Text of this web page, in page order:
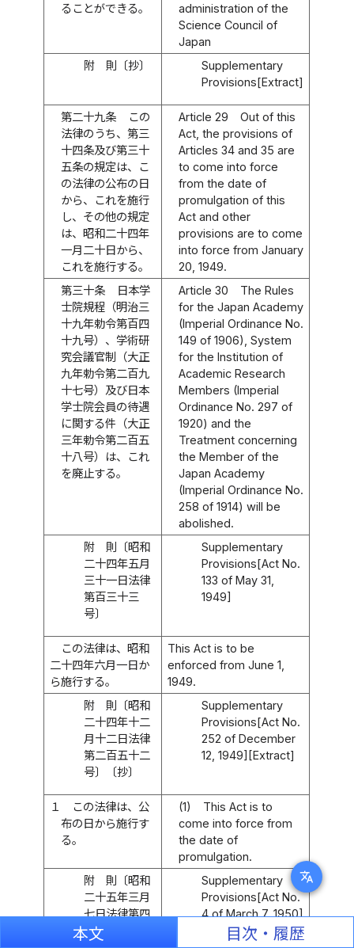
translate
ることができる。
administration of the
Science Council of
Japan
附 則〔抄〕
Supplementary
Provisions[Extract]
第二十九条
この
法律のうち、第三
十四条及び第三十
五条の規定は、こ
の法律の公布の日
から、これを施行
し、その他の規定
は、昭和二十四年
一月二十日から、
これを施行する。
Article 29
Out of this
Act, the provisions of
Articles 34 and 35 are
to come into force
from the date of
promulgation of this
Act and other
provisions are to come
into force from January
20, 1949.
第三十条
日本学
士院規程（明治三
十九年勅令第百四
十九号）、学術研
究会議官制（大正
九年勅令第二百九
十七号）及び日本
学士院会員の待遇
に関する件（大正
三年勅令第二百五
十八号）は、これ
を廃止する。
Article 30
The Rules
for the Japan Academy
(Imperial Ordinance No.
149 of 1906), System
for the Institution of
Academic Research
Members (Imperial
Ordinance No. 297 of
1920) and the
Treatment concerning
the Member of the
Japan Academy
(Imperial Ordinance No.
258 of 1914) will be
abolished.
附 則〔昭和
二十四年五月
三十一日法律
第百三十三
号〕
Supplementary
Provisions[Act No.
133 of May 31,
1949]
この法律は、昭和
二十四年六月一日か
ら施行する。
This Act is to be
enforced from June 1,
1949.
附 則〔昭和
二十四年十二
月十二日法律
第二百五十二
号〕〔抄〕
Supplementary
Provisions[Act No.
252 of December
12, 1949][Extract]
１
この法律は、公
布の日から施行す
る。
(1)
This Act is to
come into force from
the date of
promulgation.
附 則〔昭和
二十五年三月
七日法律第四
号〕
Supplementary
Provisions[Act No.
4 of March 7, 1950]
本文 目次・履歴